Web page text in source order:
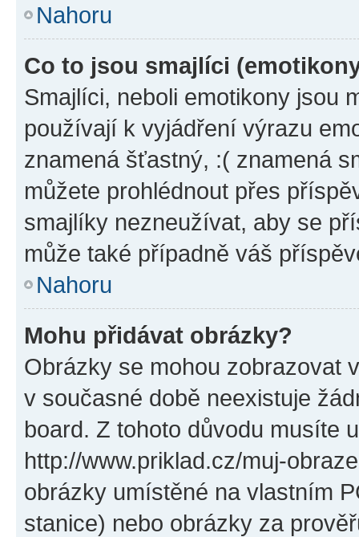
Nahoru
Co to jsou smajlíci
Smajlíci, neboli emotikony jsou
používají k vyjádření výrazu
znamená šťastný, :( znamená
můžete prohlédnout přes
smajlíky nezneužívat, aby se
může také případně váš
Nahoru
Mohu přidávat obrázky?
Obrázky se mohou zobrazovat
v současné době neexistuje
board. Z tohoto důvodu musíte
http://www.priklad.cz/muj-
obrázky umístěné na vlastním
stanice) nebo obrázky za